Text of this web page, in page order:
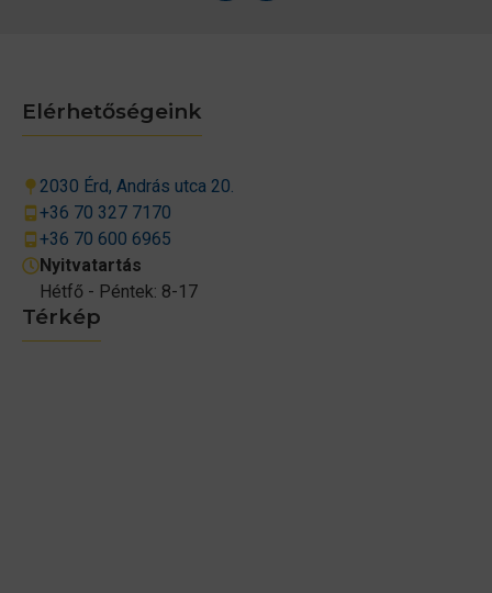
Térkép
Elérhetőségeink
2030 Érd, András utca 20.
+36 70 327 7170
+36 70 600 6965
Nyitvatartás
Hétfő - Péntek: 8-17